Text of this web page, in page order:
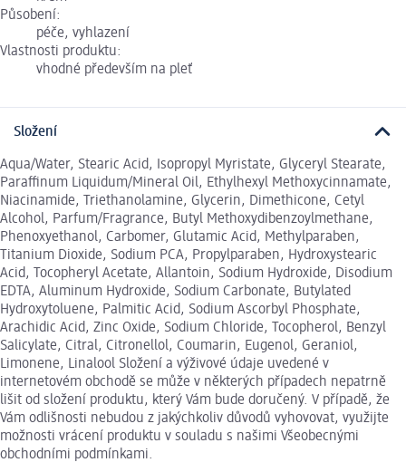
Působení:
péče, vyhlazení
Vlastnosti produktu:
vhodné především na pleť
Složení
Aqua/​Water, Stearic Acid, Isopropyl Myristate, Glyceryl Stearate,
Paraffinum Liquidum/​Mineral Oil, Ethylhexyl Methoxycinnamate,
Niacinamide, Triethanolamine, Glycerin, Dimethicone, Cetyl
Alcohol, Parfum/​Fragrance, Butyl Methoxydibenzoylmethane,
Phenoxyethanol, Carbomer, Glutamic Acid, Methylparaben,
Titanium Dioxide, Sodium PCA, Propylparaben, Hydroxystearic
Acid, Tocopheryl Acetate, Allantoin, Sodium Hydroxide, Disodium
EDTA, Aluminum Hydroxide, Sodium Carbonate, Butylated
Hydroxytoluene, Palmitic Acid, Sodium Ascorbyl Phosphate,
Arachidic Acid, Zinc Oxide, Sodium Chloride, Tocopherol, Benzyl
Salicylate, Citral, Citronellol, Coumarin, Eugenol, Geraniol,
Limonene, Linalool Složení a výživové údaje uvedené v
internetovém obchodě se může v některých případech nepatrně
lišit od složení produktu, který Vám bude doručený. V případě, že
Vám odlišnosti nebudou z jakýchkoliv důvodů vyhovovat, využijte
možnosti vrácení produktu v souladu s našimi Všeobecnými
obchodními podmínkami.